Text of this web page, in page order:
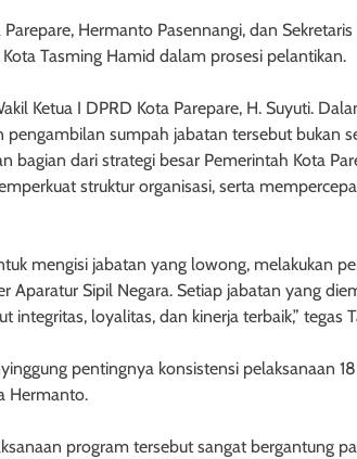
Hermanto Pasennangi, dan
Tasming Hamid dalam prosesi pelantikan.
Ketua I DPRD Kota Parepare, H. Suyuti.
sumpah jabatan tersebut bukan
bagian dari strategi besar Pemerintah Kota
struktur organisasi, serta
mengisi jabatan yang lowong, melakukan
Aparatur Sipil Negara. Setiap jabatan yang
integritas, loyalitas, dan kinerja terbaik,” tegas
pentingnya konsistensi pelaksanaan
Hermanto.
program tersebut sangat bergantung